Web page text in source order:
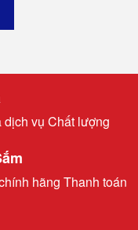
vụ Chất lượng
hãng Thanh toán